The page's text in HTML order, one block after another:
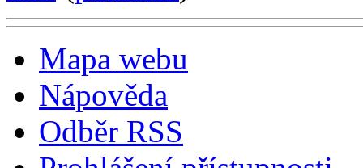
Mapa webu
Nápověda
Odběr RSS